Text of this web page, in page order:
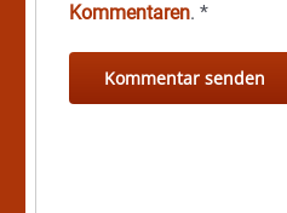
Kommentaren.*